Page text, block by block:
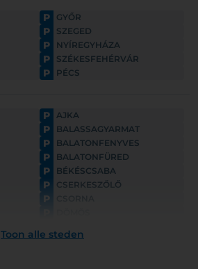
P GYŐR
P SZEGED
P NYÍREGYHÁZA
P SZÉKESFEHÉRVÁR
P PÉCS
P AJKA
P BALASSAGYARMAT
P BALATONFENYVES
P BALATONFÜRED
P BÉKÉSCSABA
P CSERKESZŐLŐ
P
P GYÖNGYÖS
Toon alle steden